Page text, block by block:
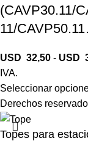
(CAVP30.11/
11/
USD 32,50 - USD
IVA.
Seleccionar
Derechos
Topes para